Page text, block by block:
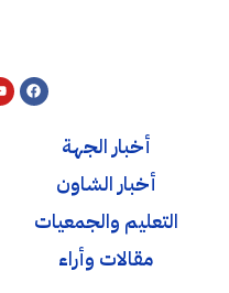
أخبار الجهة
أخبار الشاون
التعليم والجمعيات
مقالات وأراء